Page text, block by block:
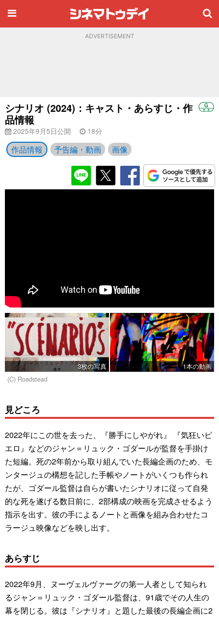
ADVERTISEMENT
シナリオ (2024)：キャスト・あらすじ・作
品情報
2025年9月5日公開 18分
作品情報 予告編・動画 画像
3枚の写真
1本の動画
(C) Roadstead
見どころ
2022年にこの世を去った、『勝手にしやがれ』 『気狂いピ
エロ』などのジャン＝リュック・ゴダールが監督を手掛け
た短編。死の2年前から取り組んでいた長編企画のため、モ
ンタージュの構想を記した手帳やノートがいくつも作られ
たが、ゴダール監督は自らが書いたシナリオに従って自発
的な死を遂げる数日前に、2部構成の映画を完成させるよう
指示を出す。彼の手によるノートと画像を組み合わせたコ
ラージュ映像などを映し出す。
あらすじ
2022年9月、ヌーヴェルヴァーグの第一人者として知られ
るジャン＝リュック・ゴダール監督は、91歳でその人生の
幕を閉じる。彼は『シナリオ』と題した最後の長編企画に2